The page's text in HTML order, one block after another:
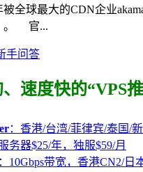
被全球最大的CDN企业
。 官...
手问答
速度快的“VPS
：香港/台湾/菲律宾/泰国/
务器$25/年，独服$59/月
：10Gbps带宽，香港CN2/日